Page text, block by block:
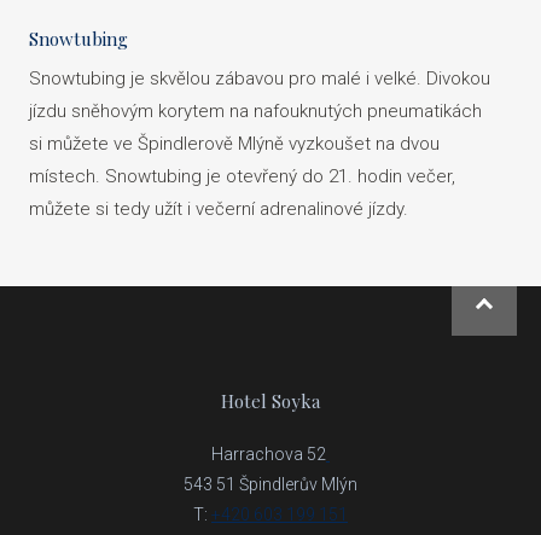
Snowtubing
Snowtubing je skvělou zábavou pro malé i velké. Divokou
jízdu sněhovým korytem na nafouknutých pneumatikách
si můžete ve Špindlerově Mlýně vyzkoušet na dvou
místech. Snowtubing je otevřený do 21. hodin večer,
můžete si tedy užít i večerní adrenalinové jízdy.
Hotel Soyka
Harrachova 52
543 51 Špindlerův Mlýn
T: +420 603 199 151